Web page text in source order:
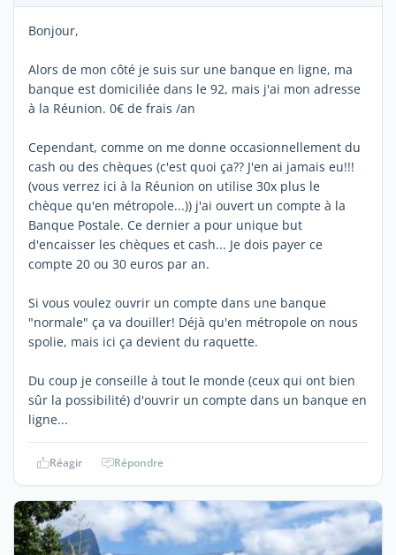
Bonjour,
Alors de mon côté je suis sur une banque en ligne, ma
banque est domiciliée dans le 92, mais j'ai mon adresse
à la Réunion. 0€ de frais /an
Cependant, comme on me donne occasionnellement du
cash ou des chèques (c'est quoi ça?? J'en ai jamais eu!!!
(vous verrez ici à la Réunion on utilise 30x plus le
chèque qu'en métropole...)) j'ai ouvert un compte à la
Banque Postale. Ce dernier a pour unique but
d'encaisser les chèques et cash... Je dois payer ce
compte 20 ou 30 euros par an.
Si vous voulez ouvrir un compte dans une banque
"normale" ça va douiller! Déjà qu'en métropole on nous
spolie, mais ici ça devient du raquette.
Du coup je conseille à tout le monde (ceux qui ont bien
sûr la possibilité) d'ouvrir un compte dans un banque en
ligne...
Réagir Répondre